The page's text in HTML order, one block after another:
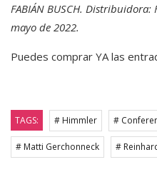
FABIÁN BUSCH. Distribuidora:
mayo de 2022.
Puedes comprar YA las
TAGS: # Himmler #
# Matti Gerchonneck #